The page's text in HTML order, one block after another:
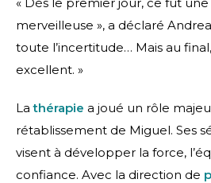
merveilleuse », a déclaré
toute l’incertitude… Mais au
excellent. »
Lathérapie a joué un rôle
rétablissement de Miguel. Ses
visent à développer la force,
confiance. Avec la direction de